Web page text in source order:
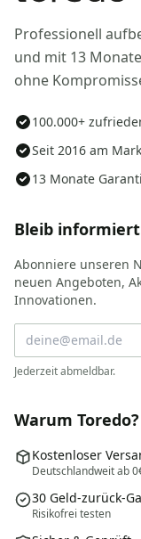
Professionell
und mit 13
ohne
100.000+
Seit 2016 am
13 Monate
Bleib informiert
Abonniere unseren
neuen Angeboten,
Innovationen.
Jederzeit abmeldbar.
Warum Toredo?
Kostenloser
Deutschlandweit ab
30 Geld-zurück-
Risikofrei testen